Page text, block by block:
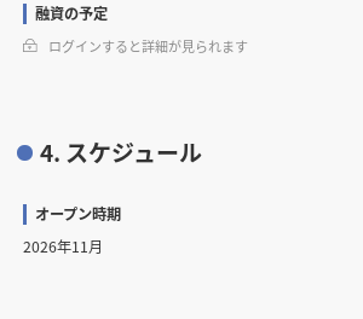
融資の予定
ログインすると詳細が見られます
4. スケジュール
オープン時期
2026年11月